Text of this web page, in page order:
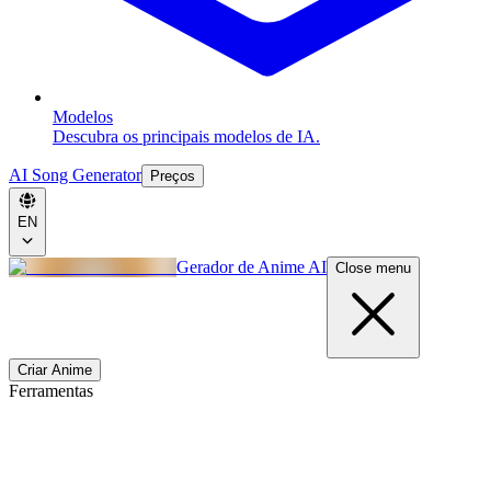
Modelos
Descubra os principais modelos de IA.
AI Song Generator Preços
EN
Gerador de Anime AI Close menu
Criar Anime
Ferramentas